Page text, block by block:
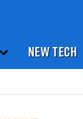
NEW TECH